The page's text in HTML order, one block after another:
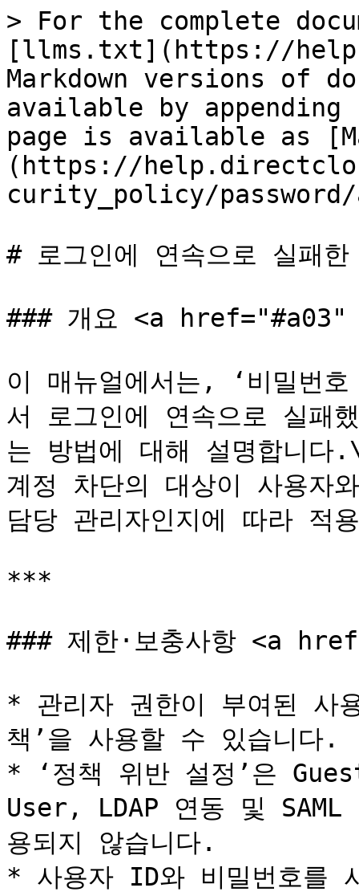
> For the complete
[llms.txt](https://
Markdown versions of
available by
page is available as
(https://
curity_policy/password/
# 로그인에 연속으로 실패
### 개요 <a
이 매뉴얼에서는, ‘비밀번
서 로그인에 연속으로 실패
는 방법에 대해 설명합니다
계정 차단의 대상이 사용자
담당 관리자인지에 따라 적
***
### 제한·보충사항 <a
* 관리자 권한이 부여된 사
책’을 사용할 수 있습니다.
* ‘정책 위반 설정’은
User, LDAP 연동 및 SAML
용되지 않습니다.
* 사용자 ID와 비밀번호를